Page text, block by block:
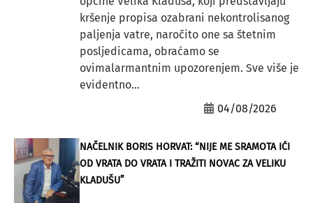
kršenje propisa ozabrani nekontrolisanog
paljenja vatre, naročito one sa štetnim
posljedicama, obraćamo se
ovimalarmantnim upozorenjem. Sve više je
evidentno...
04/08/2026
NAČELNIK BORIS HORVAT: “NIJE ME SRAMOTA IĆI
OD VRATA DO VRATA I TRAŽITI NOVAC ZA VELIKU
KLADUŠU”